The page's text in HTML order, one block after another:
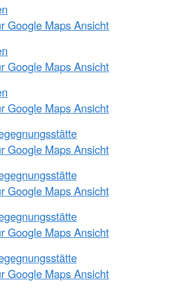
Google Maps Ansicht
Google Maps Ansicht
Google Maps Ansicht
Google Maps Ansicht
Google Maps Ansicht
Google Maps Ansicht
Google Maps Ansicht